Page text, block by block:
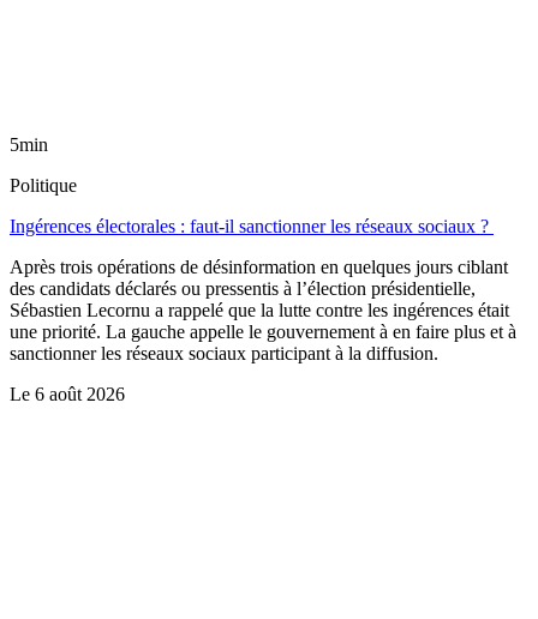
5min
Politique
Ingérences électorales : faut-il sanctionner les réseaux sociaux ?
Après trois opérations de désinformation en quelques jours ciblant
des candidats déclarés ou pressentis à l’élection présidentielle,
Sébastien Lecornu a rappelé que la lutte contre les ingérences était
une priorité. La gauche appelle le gouvernement à en faire plus et à
sanctionner les réseaux sociaux participant à la diffusion.
Le 6 août 2026